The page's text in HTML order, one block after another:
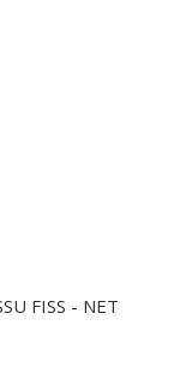
FISS - NET